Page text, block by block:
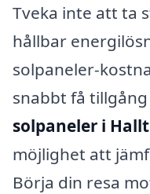
Tveka inte att ta
hållbar
solpaneler-
snabbt få
solpaneler i
möjlighet att
Börja din resa